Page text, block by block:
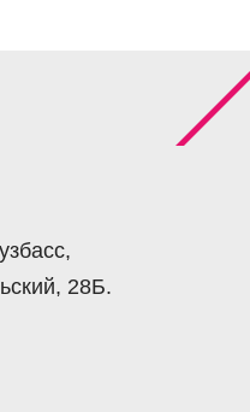
28Б.